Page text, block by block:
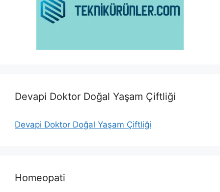
Devapi Doktor Doğal Yaşam Çiftliği
Devapi Doktor Doğal Yaşam Çiftliği
Homeopati